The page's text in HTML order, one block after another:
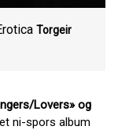
Torgeir
Lovers» og
ni-spors album